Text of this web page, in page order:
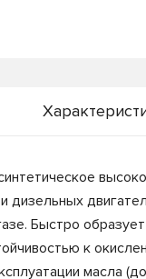
дизельных
Быстро
к
масла